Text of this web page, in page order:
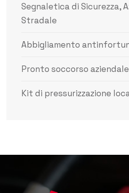
Segnaletica di Sicurezza,
Stradale
Abbigliamento
Pronto soccorso
Kit di pressurizzazione